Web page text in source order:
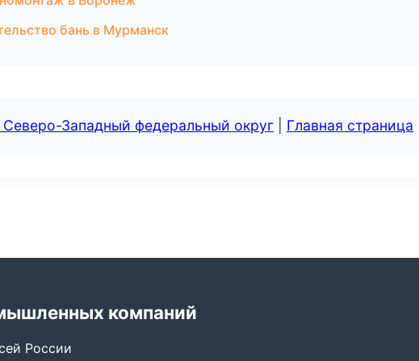
бань в Мурманск
Западный федеральный округ Главная страница
компаний
России